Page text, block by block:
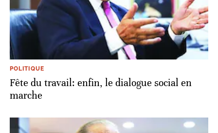
POLITIQUE
Fête du travail: enfin, le dialogue social en
marche